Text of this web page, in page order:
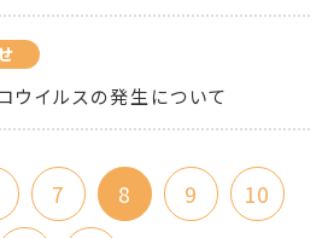
ウイルスの発生について
7 8 9
10